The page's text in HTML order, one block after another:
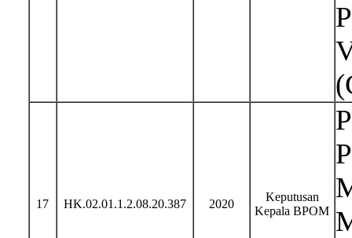
17 HK.02.01.1.2.08.20.387 2020
Keputusan
Kepala BPOM